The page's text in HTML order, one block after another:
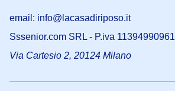
email: info@lacasadiriposo.it
Sssenior.com SRL - P.iva 11394990961
Via Cartesio 2, 20124 Milano